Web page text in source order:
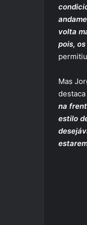
volta
pois,
Mas
destaca
na
estilo